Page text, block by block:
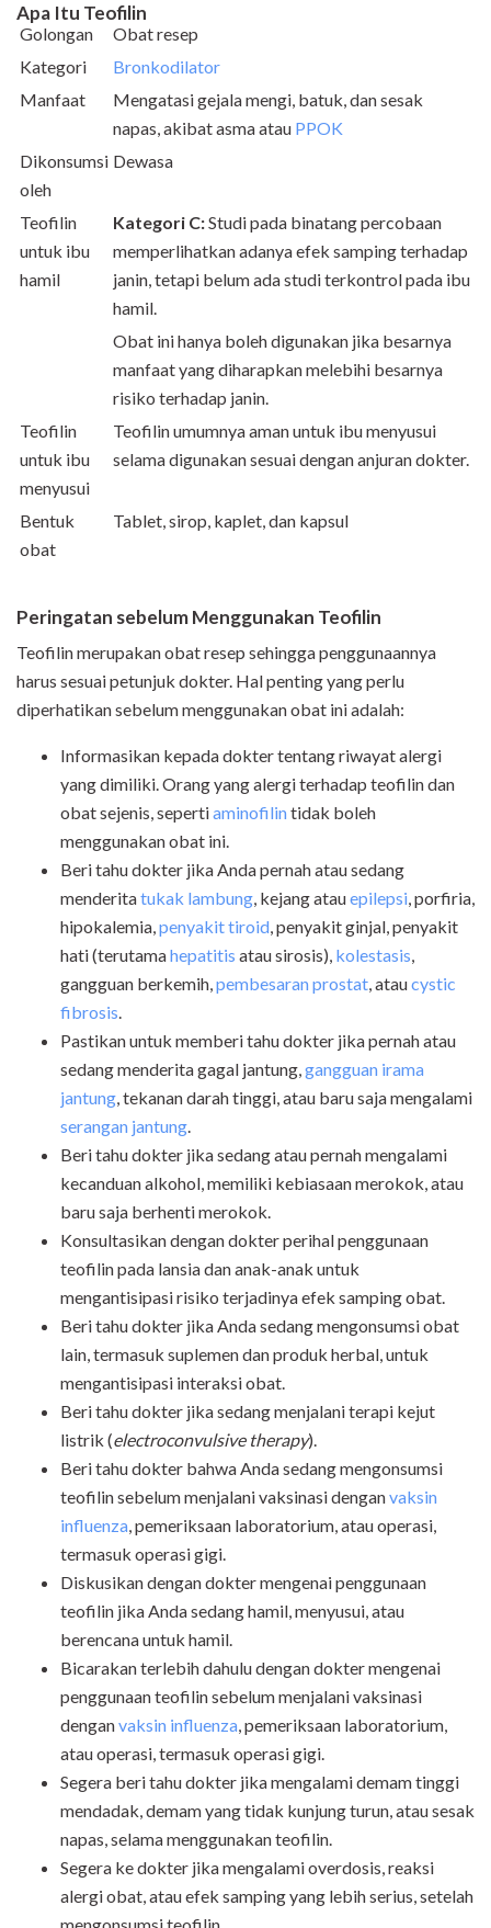
Apa Itu Teofilin
Golongan
Obat resep
Kategori
Bronkodilator
Manfaat
Mengatasi gejala mengi, batuk, dan sesak
napas, akibat asma atau PPOK
Dikonsumsi
oleh
Dewasa
Teofilin
untuk ibu
hamil
Kategori C:Studi pada binatang percobaan
memperlihatkan adanya efek samping terhadap
janin, tetapi belum ada studi terkontrol pada ibu
hamil.
Obat ini hanya boleh digunakan jika besarnya
manfaat yang diharapkan melebihi besarnya
risiko terhadap janin.
Teofilin
untuk ibu
menyusui
Teofilin umumnya aman untuk ibu menyusui
selama digunakan sesuai dengan anjuran dokter.
Bentuk
obat
Tablet, sirop, kaplet, dan kapsul
Peringatan sebelum Menggunakan Teofilin
Teofilin merupakan obat resep sehingga penggunaannya
harus sesuai petunjuk dokter. Hal penting yang perlu
diperhatikan sebelum menggunakan obat ini adalah:
Informasikan kepada dokter tentang riwayat alergi
yang dimiliki. Orang yang alergi terhadap teofilin dan
obat sejenis, sepertiaminofilintidak boleh
menggunakan obat ini.
Beri tahu dokter jika Anda pernah atau sedang
menderitatukak lambung, kejang atauepilepsi, porfiria,
hipokalemia,penyakit tiroid, penyakit ginjal, penyakit
hati (terutamahepatitis atau sirosis), kolestasis,
gangguan berkemih,pembesaran prostat, ataucystic
fibrosis.
Pastikan untuk memberi tahu dokter jika pernah atau
sedang menderita gagal jantung,gangguan irama
jantung, tekanan darah tinggi, atau baru saja mengalami
serangan jantung.
Beri tahu dokter jika sedang atau pernah mengalami
kecanduan alkohol, memiliki kebiasaan merokok, atau
baru saja berhenti merokok.
Konsultasikan dengan dokter perihal penggunaan
teofilin pada lansia dan anak-anak untuk
mengantisipasi risiko terjadinya efek samping obat.
Beri tahu dokter jika Anda sedang mengonsumsi obat
lain, termasuk suplemen dan produk herbal, untuk
mengantisipasi interaksi obat.
Beri tahu dokter jika sedang menjalani terapi kejut
listrik (electroconvulsive therapy).
Beri tahu dokter bahwa Anda sedang mengonsumsi
teofilin sebelum menjalani vaksinasi denganvaksin
influenza, pemeriksaan laboratorium, atau operasi,
termasuk operasi gigi.
Diskusikan dengan dokter mengenai penggunaan
teofilin jika Anda sedang hamil, menyusui, atau
berencana untuk hamil.
Bicarakan terlebih dahulu dengan dokter mengenai
penggunaan teofilin sebelum menjalani vaksinasi
denganvaksin influenza, pemeriksaan laboratorium,
atau operasi, termasuk operasi gigi.
Segera beri tahu dokter jika mengalami demam tinggi
mendadak, demam yang tidak kunjung turun, atau sesak
napas, selama menggunakan teofilin.
Segera ke dokter jika mengalami overdosis, reaksi
alergi obat, atau efek samping yang lebih serius, setelah